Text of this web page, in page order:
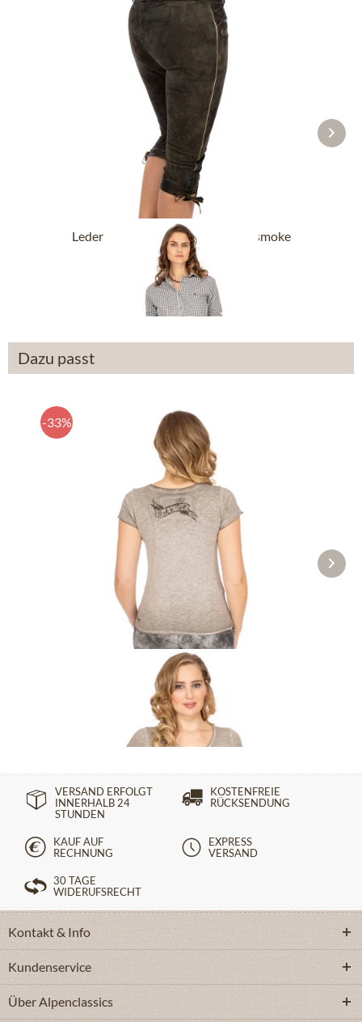
Lederhose Kniebund HEDY antiksmoke
ab 189,90 €
Dazu passt
-33%
T-Shirt BABYECUE greige
29,90 € 44,90 €
VERSAND ERFOLGT
INNERHALB 24
STUNDEN
KOSTENFREIE
RÜCKSENDUNG
KAUF AUF
RECHNUNG
EXPRESS
VERSAND
30 TAGE
WIDERUFSRECHT
Kontakt & Info
Kundenservice
Über Alpenclassics